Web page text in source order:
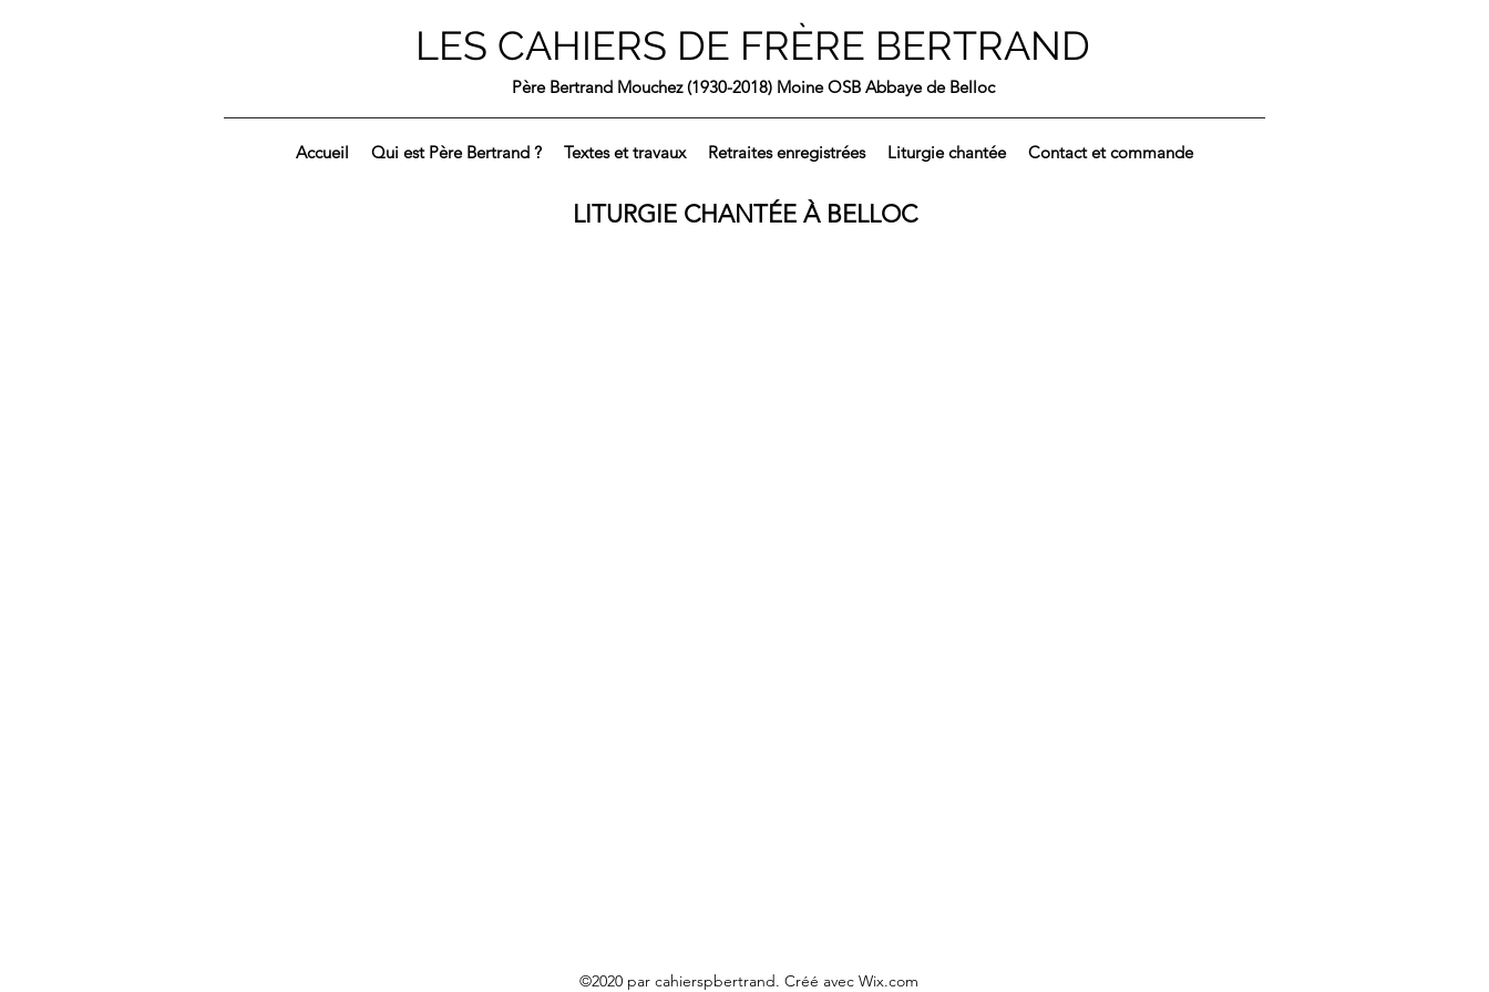
LES CAHIERS DE FRÈRE BERTRAND
Père Bertrand Mouchez (1930-2018) Moine OSB Abbaye de Belloc
Accueil Qui est Père Bertrand ? Textes et travaux Retraites enregistrées Liturgie chantée Contact et commande
LITURGIE CHANTÉE À BELLOC
©2020 par cahierspbertrand. Créé avec Wix.com